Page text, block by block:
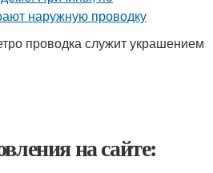
проводка служит украшением
на сайте: